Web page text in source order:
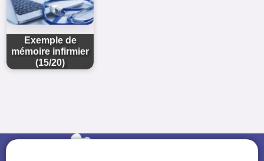
Exemple de
mémoire infirmier
(15/20)